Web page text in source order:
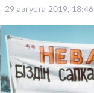
29 августа 2019, 18:46